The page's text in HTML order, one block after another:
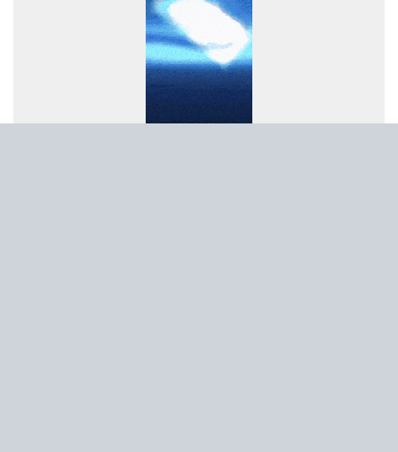
پروژه‌های آسیب‌دیده از جنگ با بهره‌گیری از مهندسی ارزش بازسازی
پاسخ به پرسش‌های پرتکرار فعالان اقتصادی در قالب پادکست
پیشنهادات راهبردی بخش‌خصوصی برای افزایش تاب‌آوری در تجارت غذا
برقراری روابط پایدار با کشورهای هدف در اولویت است | لزوم پیگیری